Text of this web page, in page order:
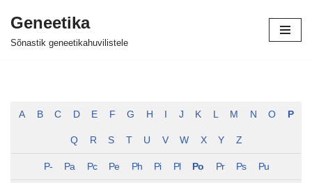
Skip
Geneetika
Sõnastik geneetikahuvilistele
A B C D E F G H J K L M N O P
Q R S T U V W X Y Z
P- Pa Pc Pe Ph Pi Pl Po Pr Ps Pu